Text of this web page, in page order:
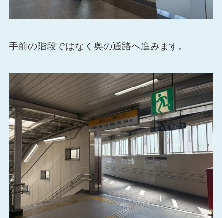
手前の階段ではなく奥の通路へ進みます。